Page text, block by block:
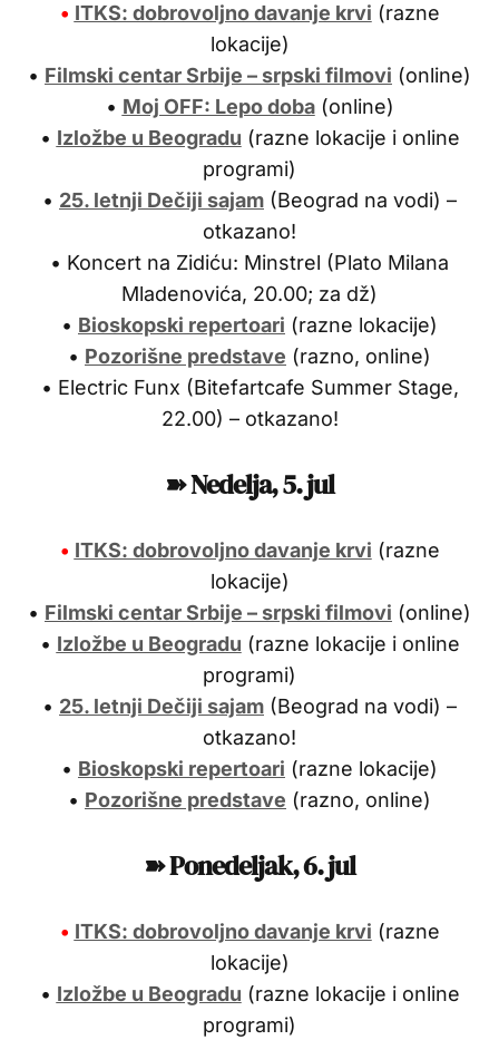
• ITKS: dobrovoljno davanje krvi (razne
lokacije)
• Filmski centar Srbije – srpski filmovi (online)
• Moj OFF: Lepo doba(online)
• Izložbe u Beogradu (razne lokacije i online
programi)
• 25. letnji Dečiji sajam (Beograd na vodi) –
otkazano!
• Koncert na Zidiću: Minstrel (Plato Milana
Mladenovića, 20.00; za dž)
• Bioskopski repertoari (razne lokacije)
• Pozorišne predstave (razno, online)
• Electric Funx (Bitefartcafe Summer Stage,
22.00) – otkazano!
➽ Nedelja, 5. jul
• ITKS: dobrovoljno davanje krvi (razne
lokacije)
• Filmski centar Srbije – srpski filmovi (online)
• Izložbe u Beogradu (razne lokacije i online
programi)
• 25. letnji Dečiji sajam (Beograd na vodi) –
otkazano!
• Bioskopski repertoari (razne lokacije)
• Pozorišne predstave (razno, online)
➽ Ponedeljak, 6. jul
• ITKS: dobrovoljno davanje krvi (razne
lokacije)
• Izložbe u Beogradu (razne lokacije i online
programi)